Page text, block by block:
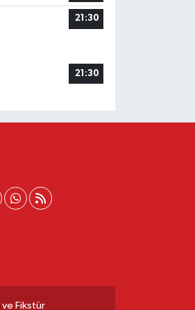
21:30
21:30
ve Fikstür